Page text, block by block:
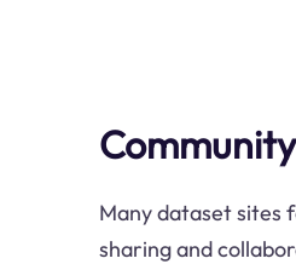
Many dataset sites
sharing and